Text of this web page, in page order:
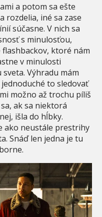
a potom sa ešte
rozdelia, iné sa zase
súčasne. V nich sa
s minulosťou,
ktoré nám
v minulosti
Výhradu mám
to sledovať
možno až trochu píliš
ak sa niektorá
išla do hĺbky.
ako neustále prestrihy
Snáď len jedna je tu